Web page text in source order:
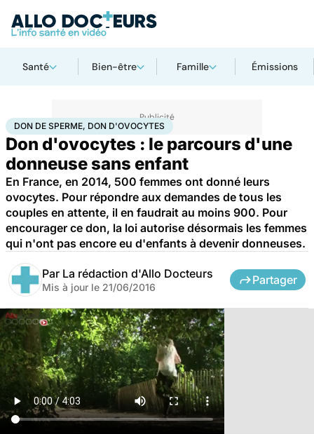
Santé Bien-être Famille Émissions
AccueilSantéDon de sperme, don d'ovocytes
DON DE SPERME, DON D'OVOCYTES
Don d'ovocytes : le parcours d'une
donneuse sans enfant
En France, en 2014, 500 femmes ont donné leurs
ovocytes. Pour répondre aux demandes de tous les
couples en attente, il en faudrait au moins 900. Pour
encourager ce don, la loi autorise désormais les femmes
qui n'ont pas encore eu d'enfants à devenir donneuses.
Par La rédaction d'Allo Docteurs
Mis à jour le 21/06/2016
Partager